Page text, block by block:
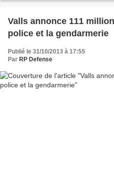
Valls annonce 111
police et la gendarmerie
Publié le 31/10/2013 à 17:55
Par RP Defense